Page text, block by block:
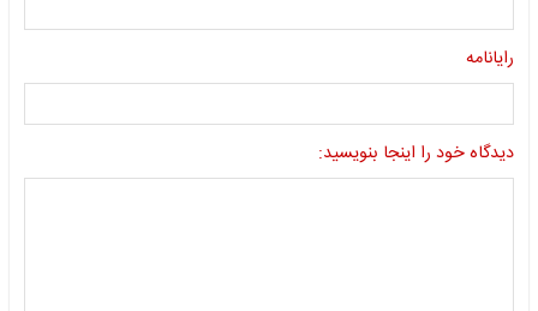
رایانامه
دیدگاه خود را اینجا بنویسید: